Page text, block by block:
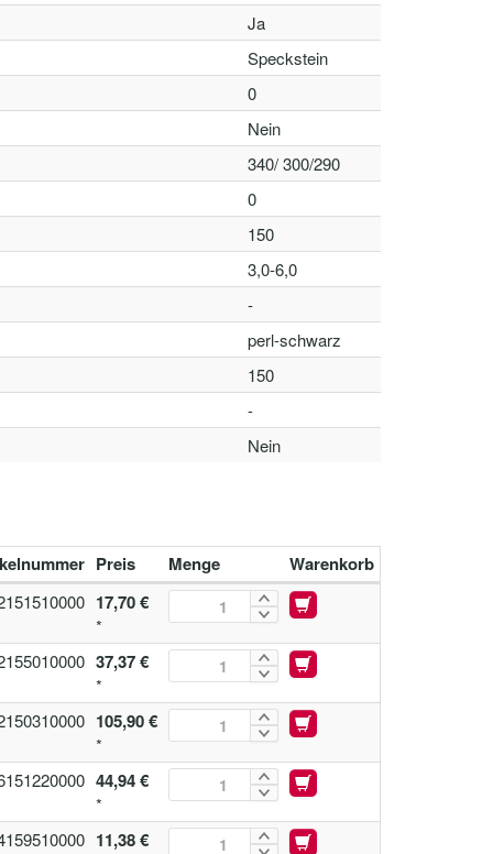
Ja
Speckstein
0
Nein
340/ 300/290
0
150
3,0-6,0
-
perl-schwarz
150
-
Nein
Preis Menge Warenkorb
17,70 €
*
37,37 €
*
105,90 €
*
44,94 €
*
11,38 €